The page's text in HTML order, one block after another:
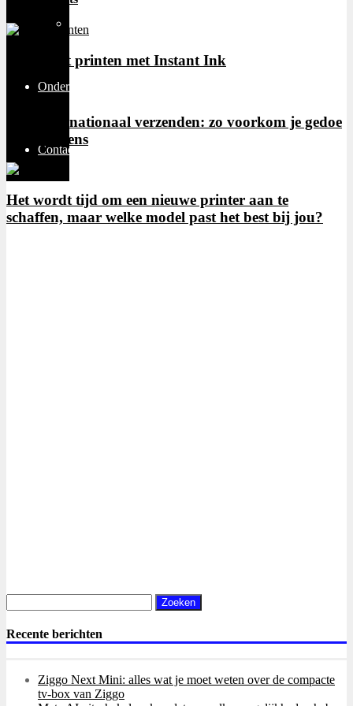
Thuiswerken
Ondernemen
Contact
Intelligent printen met Instant Ink
Slim internationaal verzenden: zo voorkom je gedoe
aan de grens
Het wordt tijd om een nieuwe printer aan te
schaffen, maar welke model past het best bij jou?
naar:
Recente berichten
Ziggo Next Mini: alles wat je moet weten over de compacte
tv-box van Ziggo